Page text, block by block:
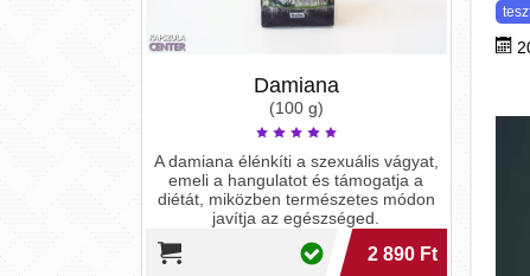
A damiana élénkíti a szexuális vágyat,
emeli a hangulatot és támogatja a
diétát, miközben természetes módon